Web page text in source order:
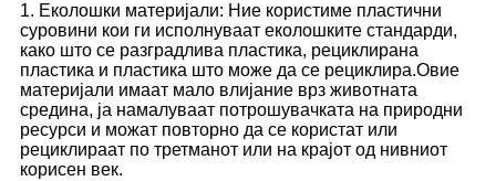
1. Еколошки материјали: Ние користиме пластични
суровини кои ги исполнуваат еколошките стандарди,
како што се разградлива пластика, рециклирана
пластика и пластика што може да се рециклира.Овие
материјали имаат мало влијание врз животната
средина, ја намалуваат потрошувачката на природни
ресурси и можат повторно да се користат или
рециклираат по третманот или на крајот од нивниот
корисен век.